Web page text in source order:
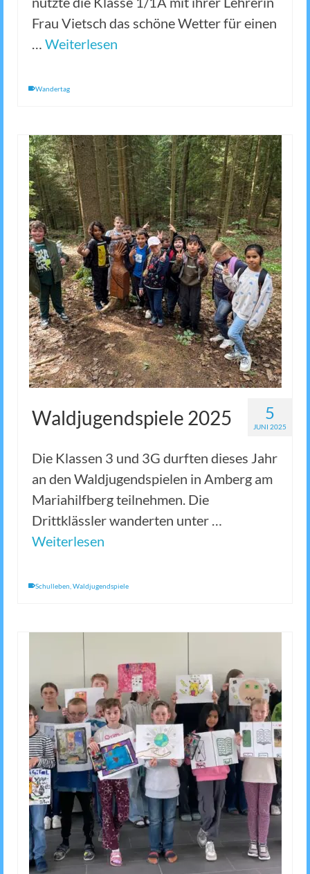
Frau Vietsch das schöne Wetter für einen
… Weiterlesen
Wandertag
5
JUNI 2025
Waldjugendspiele 2025
Die Klassen 3 und 3G durften dieses Jahr
an den Waldjugendspielen in Amberg am
Mariahilfberg teilnehmen. Die
Drittklässler wanderten unter …
Weiterlesen
Schulleben Waldjugendspiele